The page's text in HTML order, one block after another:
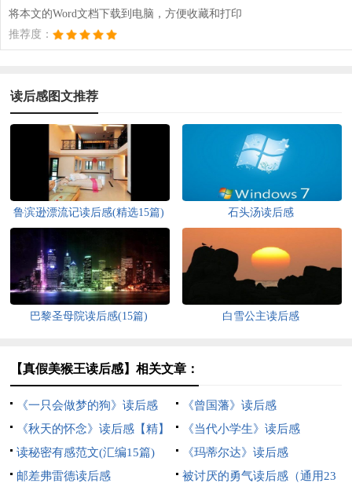
将本文的Word文档下载到电脑，方便收藏和打印
推荐度：
读后感图文推荐
鲁滨逊漂流记读后感(精选15篇) 石头汤读后感
巴黎圣母院读后感(15篇) 白雪公主读后感
【真假美猴王读后感】相关文章：
《一只会做梦的狗》读后感
《曾国藩》读后感
《秋天的怀念》读后感【精】
《当代小学生》读后感
读秘密有感范文(汇编15篇)
《玛蒂尔达》读后感
邮差弗雷德读后感
被讨厌的勇气读后感（通用23